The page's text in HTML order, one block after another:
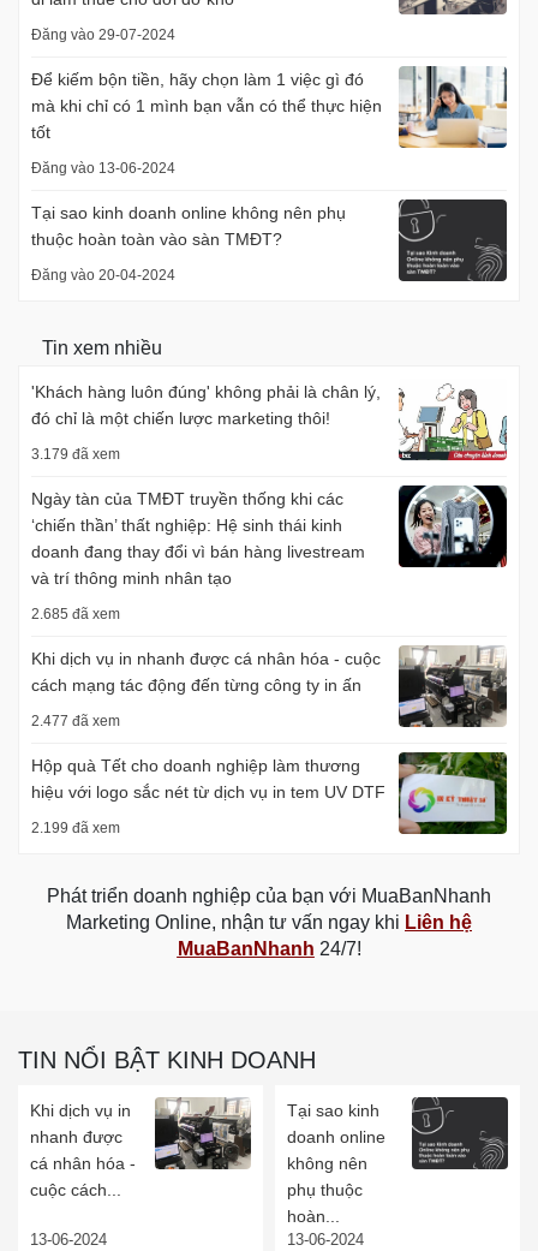
Đăng vào 29-07-2024
Để kiếm bộn tiền, hãy chọn làm 1 việc gì đó
mà khi chỉ có 1 mình bạn vẫn có thể thực hiện
tốt
Đăng vào 13-06-2024
Tại sao kinh doanh online không nên phụ
thuộc hoàn toàn vào sàn TMĐT?
Đăng vào 20-04-2024
Tin xem nhiều
'Khách hàng luôn đúng' không phải là chân lý,
đó chỉ là một chiến lược marketing thôi!
3.179 đã xem
Ngày tàn của TMĐT truyền thống khi các
‘chiến thần’ thất nghiệp: Hệ sinh thái kinh
doanh đang thay đổi vì bán hàng livestream
và trí thông minh nhân tạo
2.685 đã xem
Khi dịch vụ in nhanh được cá nhân hóa - cuộc
cách mạng tác động đến từng công ty in ấn
2.477 đã xem
Hộp quà Tết cho doanh nghiệp làm thương
hiệu với logo sắc nét từ dịch vụ in tem UV DTF
2.199 đã xem
Phát triển doanh nghiệp của bạn với MuaBanNhanh
Marketing Online, nhận tư vấn ngay khi Liên hệ
MuaBanNhanh 24/7!
TIN NỔI BẬT KINH DOANH
Khi dịch vụ in
nhanh được
cá nhân hóa -
cuộc cách...
13-06-2024
Tại sao kinh
doanh online
không nên
phụ thuộc
hoàn...
13-06-2024